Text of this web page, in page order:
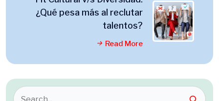
¿Qué pesa más al reclutar
talentos?
Read More